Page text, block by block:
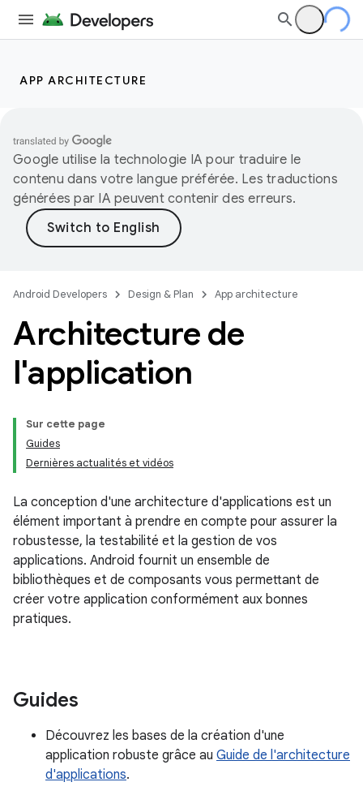
APP ARCHITECTURE
Google utilise la technologie IA pour traduire le
contenu dans votre langue préférée. Les traductions
générées par IA peuvent contenir des erreurs.
Android Developers Design & Plan App architecture
Architecture de
l'application
Sur cette page
Guides
Dernières actualités et vidéos
La conception d'une architecture d'applications est un
élément important à prendre en compte pour assurer la
robustesse, la testabilité et la gestion de vos
applications. Android fournit un ensemble de
bibliothèques et de composants vous permettant de
créer votre application conformément aux bonnes
pratiques.
Guides
Découvrez les bases de la création d'une
application robuste grâce au Guide de l'architecture
d'applications.